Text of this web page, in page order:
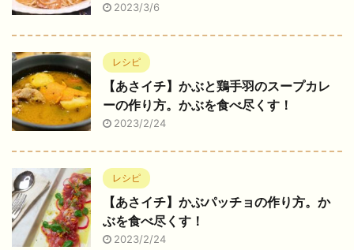
2023/3/6
レシピ
【あさイチ】かぶと鶏手羽のスープカレ
ーの作り方。かぶを食べ尽くす！
2023/2/24
レシピ
【あさイチ】かぶパッチョの作り方。か
ぶを食べ尽くす！
2023/2/24